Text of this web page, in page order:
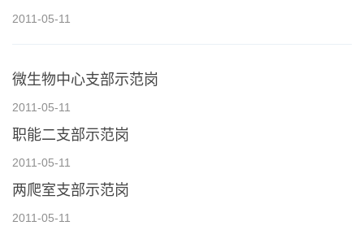
2011-05-11
微生物中心支部示范岗
2011-05-11
职能二支部示范岗
2011-05-11
两爬室支部示范岗
2011-05-11